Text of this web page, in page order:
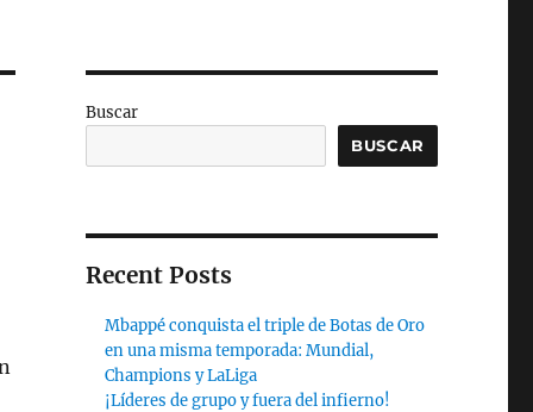
Buscar
BUSCAR
Recent Posts
Mbappé conquista el triple de Botas de Oro
en una misma temporada: Mundial,
Champions y LaLiga
¡Líderes de grupo y fuera del infierno!